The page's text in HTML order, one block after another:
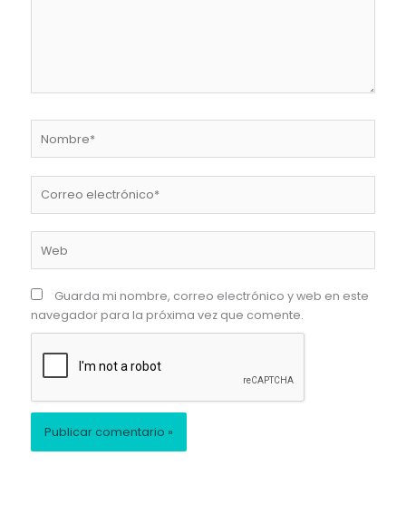
electrónico*
Guarda mi nombre, correo electrónico y web en este
navegador para la próxima vez que comente.